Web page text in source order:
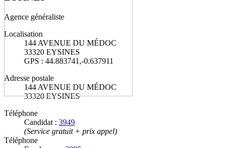
Agence généraliste
Localisation
144 AVENUE DU MÉDOC
33320 EYSINES
GPS : 44.883741,-0.637911
Adresse postale
144 AVENUE DU MÉDOC
33320 EYSINES
Téléphone
Candidat : 3949
(Service gratuit + prix appel)
Téléphone